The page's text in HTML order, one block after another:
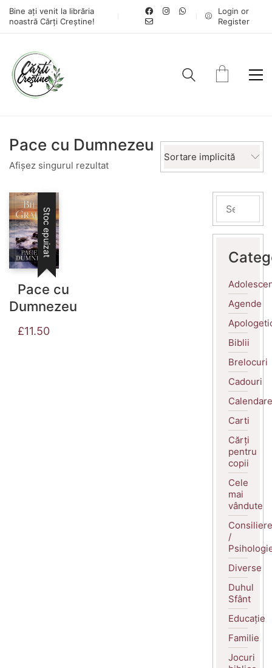
Bine ați venit la librăria
noastră Cărți Creștine!
Login or
Register
Pace cu Dumnezeu
Afișez singurul rezultat
Sortare implicită
Stoc epuizat
Pace cu
Dumnezeu
£11.50
Agende
Biblii
Brelocuri
Cadouri
Calendare
Carti
Cărți
pentru
copii
Cele
mai
vândute
Consiliere
/
Diverse
Duhul
Sfânt
Educație
Familie
Jocuri